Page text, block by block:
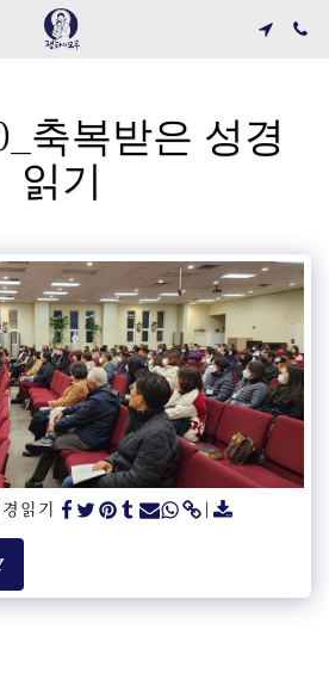
축복받은 성경
읽기
읽기